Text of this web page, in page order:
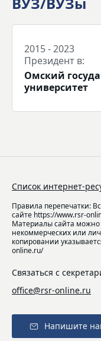
2015 - 2023
Президент в:
Омский
университет
Список интернет-
Правила перепечатки:
сайте https://www.rsr-
Материалы сайта
некоммерческих или
копировании
online.ru/
Связаться с
office@rsr-online.ru
Напишите